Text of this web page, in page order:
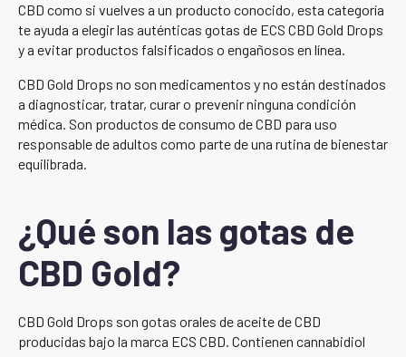
CBD como si vuelves a un producto conocido, esta categoría
te ayuda a elegir las auténticas gotas de ECS CBD Gold Drops
y a evitar productos falsificados o engañosos en línea.
CBD Gold Drops no son medicamentos y no están destinados
a diagnosticar, tratar, curar o prevenir ninguna condición
médica. Son productos de consumo de CBD para uso
responsable de adultos como parte de una rutina de bienestar
equilibrada.
¿Qué son las gotas de
CBD Gold?
CBD Gold Drops son gotas orales de aceite de CBD
producidas bajo la marca ECS CBD. Contienen cannabidiol